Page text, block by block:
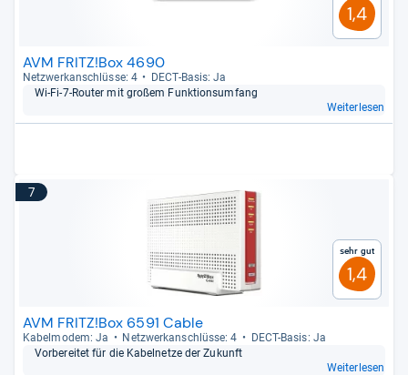
1,4
AVM FRITZ!Box 4690
Netz­werk­an­schlüsse: 4
DECT-​Basis: Ja
Wi-​Fi-​7-​Rou­ter mit großem Funk­ti­ons­um­fang
Weiterlesen
7
Sehr gut
1,4
AVM FRITZ!Box 6591 Cable
Kabelm­odem: Ja Netz­werk­an­schlüsse: 4
DECT-​Basis: Ja
Vor­be­rei­tet für die Kabel­netze der Zukunft
Weiterlesen